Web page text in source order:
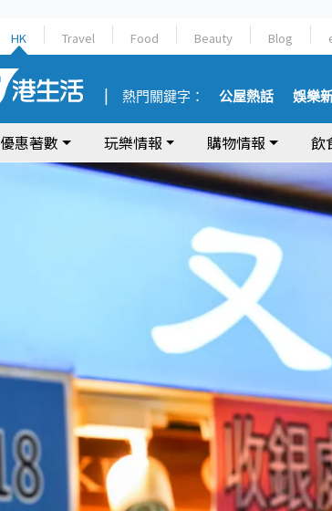
HK Travel Food Beauty Blog
熱門關鍵字： 公屋熱話 娛樂
優惠著數 玩樂情報 購物情報 飲